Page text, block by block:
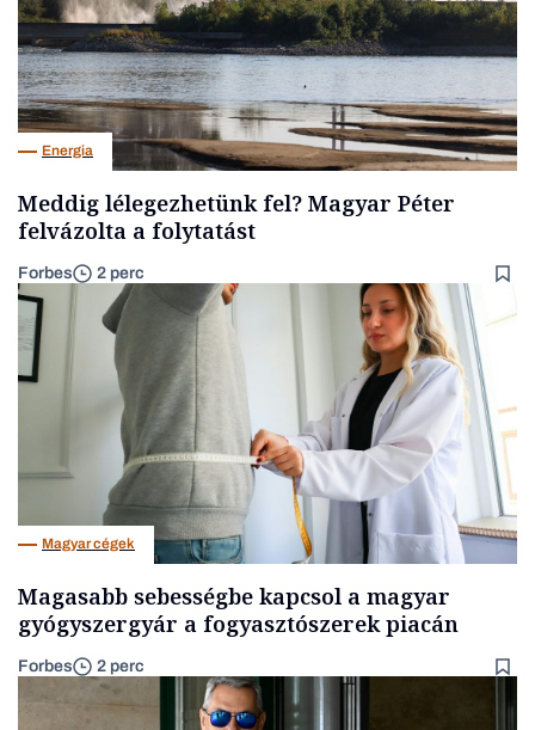
Energia
Meddig lélegezhetünk fel? Magyar Péter
felvázolta a folytatást
Forbes 2 perc
Magyar cégek
Magasabb sebességbe kapcsol a magyar
gyógyszergyár a fogyasztószerek piacán
Forbes 2 perc